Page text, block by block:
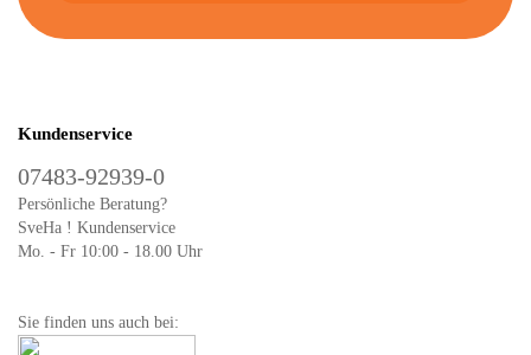
Kundenservice
07483-92939-0
Persönliche Beratung?
SveHa ! Kundenservice
Mo. - Fr 10:00 - 18.00 Uhr
Sie finden uns auch bei: